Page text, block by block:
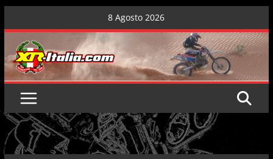
content
8 Agosto 2026